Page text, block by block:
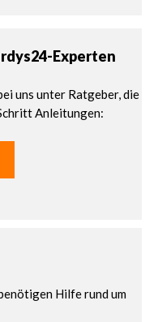
Experten
uns unter Ratgeber, die
Anleitungen:
Hilfe rund um